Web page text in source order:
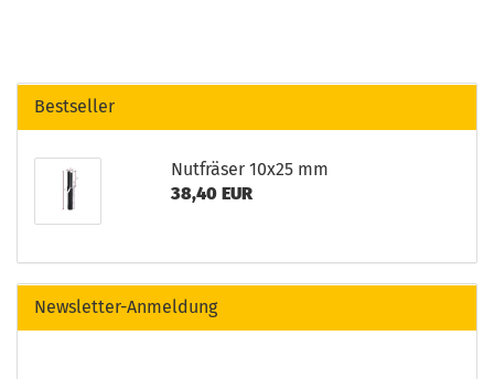
Bestseller
Nutfräser 10x25 mm
38,40 EUR
Newsletter-Anmeldung